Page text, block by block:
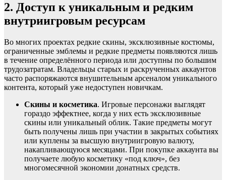
2. Доступ к уникальным и редким
внутриигровым ресурсам
Во многих проектах редкие скины, эксклюзивные костюмы,
ограниченные эмблемы и редкие предметы появляются лишь
в течение определённого периода или доступны по большим
трудозатратам. Владельцы старых и раскрученных аккаунтов
часто распоряжаются внушительным арсеналом уникального
контента, который уже недоступен новичкам.
Скины и косметика. Игровые персонажи выглядят
гораздо эффектнее, когда у них есть эксклюзивные
скины или уникальный облик. Такие предметы могут
быть получены лишь при участии в закрытых событиях
или куплены за высшую внутриигровую валюту,
накапливающуюся месяцами. При покупке аккаунта вы
получаете любую косметику «под ключ», без
многомесячной экономии донатных средств.